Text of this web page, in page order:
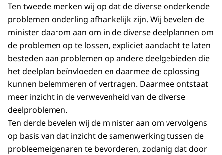
Ten tweede merken wij op dat de diverse onderkende
problemen onderling afhankelijk zijn. Wij bevelen de
minister daarom aan om in de diverse deelplannen om
de problemen op te lossen, expliciet aandacht te laten
besteden aan problemen op andere deelgebieden die
het deelplan beïnvloeden en daarmee de oplossing
kunnen belemmeren of vertragen. Daarmee ontstaat
meer inzicht in de verwevenheid van de diverse
deelproblemen.
Ten derde bevelen wij de minister aan om vervolgens
op basis van dat inzicht de samenwerking tussen de
probleemeigenaren te bevorderen, zodanig dat door